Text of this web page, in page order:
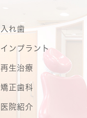
入れ歯
インプラント
再生治療
矯正歯科
医院紹介